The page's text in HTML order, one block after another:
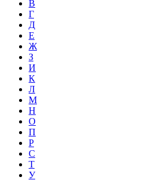
В
Г
Д
Е
Ж
З
И
К
Л
М
Н
О
П
Р
С
Т
У